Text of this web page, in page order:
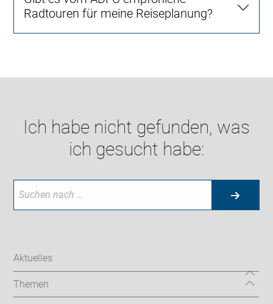
Radtouren für meine Reiseplanung?
Ich habe nicht gefunden, was
ich gesucht habe:
Aktuelles
Themen